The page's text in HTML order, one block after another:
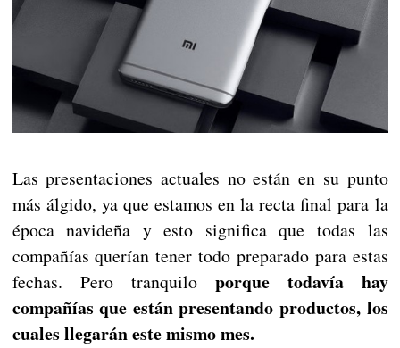
Las presentaciones actuales no están en su punto
más álgido, ya que estamos en la recta final para la
época navideña y esto significa que todas las
compañías querían tener todo preparado para estas
fechas. Pero tranquilo porque todavía hay
compañías que están presentando productos, los
cuales llegarán este mismo mes.